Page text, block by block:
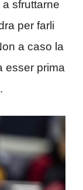
sfruttarne
per farli
a caso la
esser prima